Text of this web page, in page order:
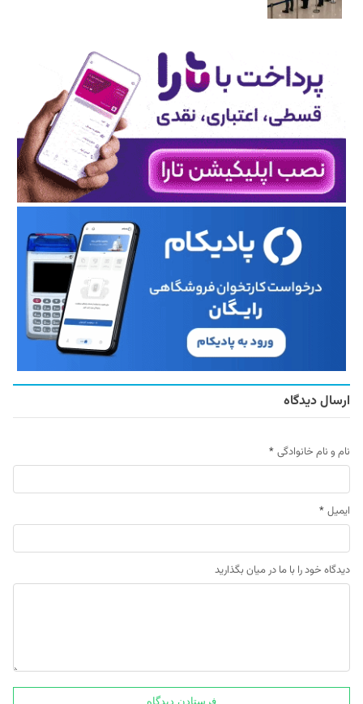
ارسال دیدگاه
نام و نام خانوادگی *
ایمیل *
دیدگاه خود را با ما در میان بگذارید